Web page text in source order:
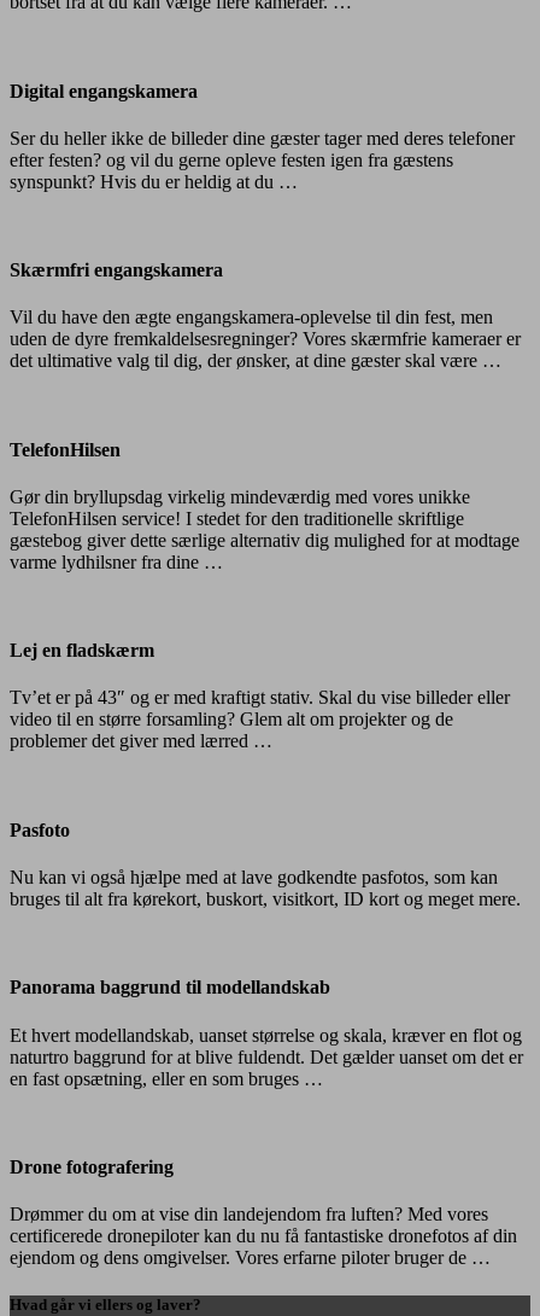
Digital engangskamera
Ser du heller ikke de billeder dine gæster tager med deres telefoner
efter festen? og vil du gerne opleve festen igen fra gæstens
synspunkt? Hvis du er heldig at du …
Skærmfri engangskamera
Vil du have den ægte engangskamera-oplevelse til din fest, men
uden de dyre fremkaldelsesregninger? Vores skærmfrie kameraer er
det ultimative valg til dig, der ønsker, at dine gæster skal være …
TelefonHilsen
Gør din bryllupsdag virkelig mindeværdig med vores unikke
TelefonHilsen service! I stedet for den traditionelle skriftlige
gæstebog giver dette særlige alternativ dig mulighed for at modtage
varme lydhilsner fra dine …
fladskærm
Lej en fladskærm
Tv’et er på 43″ og er med kraftigt stativ. Skal du vise billeder eller
video til en større forsamling? Glem alt om projekter og de
problemer det giver med lærred …
Pasfoto
Nu kan vi også hjælpe med at lave godkendte pasfotos, som kan
bruges til alt fra kørekort, buskort, visitkort, ID kort og meget mere.
til
modellandskab
Panorama baggrund til modellandskab
Et hvert modellandskab, uanset størrelse og skala, kræver en flot og
naturtro baggrund for at blive fuldendt. Det gælder uanset om det er
en fast opsætning, eller en som bruges …
Drone fotografering
Drømmer du om at vise din landejendom fra luften? Med vores
certificerede dronepiloter kan du nu få fantastiske dronefotos af din
ejendom og dens omgivelser. Vores erfarne piloter bruger de …
Hvad går vi ellers og laver?